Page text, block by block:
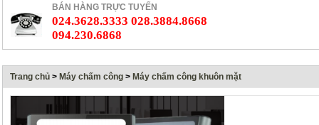
BÁN HÀNG TRỰC TUYẾN
024.3628.3333 028.3884.8668
094.230.6868
Trang chủ > Máy chấm công > Máy chấm công khuôn mặt